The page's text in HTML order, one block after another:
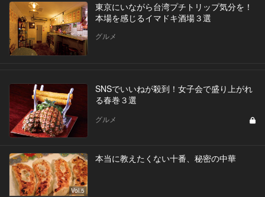
東京にいながら台湾プチトリップ気分を！
本場を感じるイマドキ酒場３選
グルメ
SNSでいいねが殺到！女子会で盛り上がれ
る春巻３選
グルメ
Vol.5
本当に教えたくない十番、秘密の中華